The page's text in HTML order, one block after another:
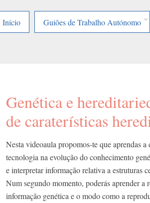
Início
Guiões de Trabalho Autónomo
Genética e
de caraterísticas
Nesta videoaula propomos-te que aprendas
tecnologia na evolução do conhecimento
e interpretar informação relativa a estruturas
Num segundo momento, poderás aprender a
informação genética e o modo como a